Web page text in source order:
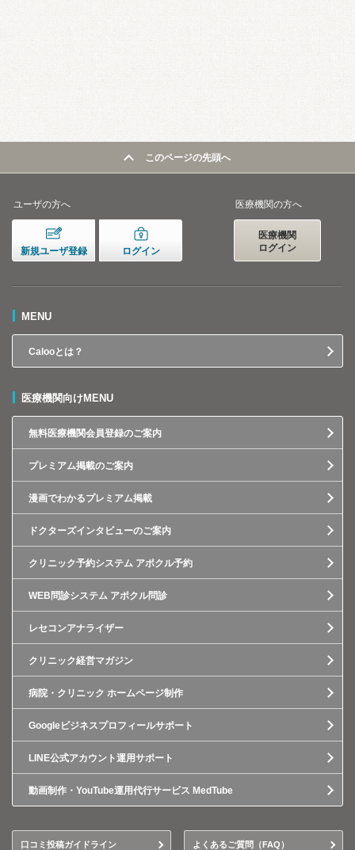
このページの先頭へ
ユーザの方へ
新規ユーザ登録 ログイン
医療機関の方へ
医療機関
ログイン
MENU
Calooとは？
医療機関向けMENU
無料医療機関会員登録のご案内
プレミアム掲載のご案内
漫画でわかるプレミアム掲載
ドクターズインタビューのご案内
クリニック予約システム アポクル予約
WEB問診システム アポクル問診
レセコンアナライザー
クリニック経営マガジン
病院・クリニック ホームページ制作
Googleビジネスプロフィールサポート
LINE公式アカウント運用サポート
動画制作・YouTube運用代行サービス MedTube
口コミ投稿ガイドライン よくあるご質問（FAQ）